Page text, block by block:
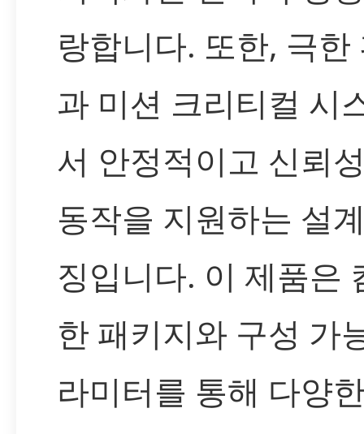
랑합니다. 또한, 극한
과 미션 크리티컬 시
서 안정적이고 신뢰
동작을 지원하는 설
징입니다. 이 제품은
한 패키지와 구성 가
라미터를 통해 다양